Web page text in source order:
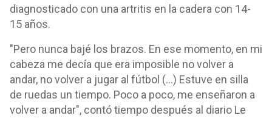
diagnosticado con una artritis en la cadera con 14-
15 años.
"Pero nunca bajé los brazos. En ese momento, en mi
cabeza me decía que era imposible no volver a
andar, no volver a jugar al fútbol (...) Estuve en silla
de ruedas un tiempo. Poco a poco, me enseñaron a
volver a andar", contó tiempo después al diario Le